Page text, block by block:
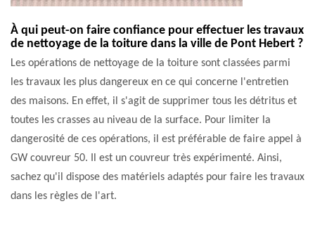
À qui peut-on faire confiance pour effectuer les travaux
de nettoyage de la toiture dans la ville de Pont Hebert ?
Les opérations de nettoyage de la toiture sont classées parmi
les travaux les plus dangereux en ce qui concerne l'entretien
des maisons. En effet, il s'agit de supprimer tous les détritus et
toutes les crasses au niveau de la surface. Pour limiter la
dangerosité de ces opérations, il est préférable de faire appel à
GW couvreur 50. Il est un couvreur très expérimenté. Ainsi,
sachez qu'il dispose des matériels adaptés pour faire les travaux
dans les règles de l'art.